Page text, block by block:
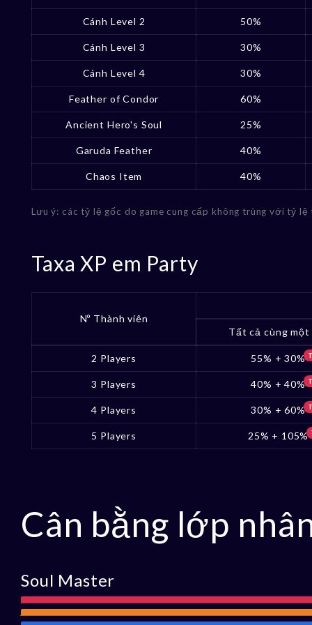
Cánh Level 2 50%
Cánh Level 3 30%
Cánh Level 4 30%
Feather of Condor 60%
Ancient Hero's Soul 25%
Garuda Feather 40%
Chaos Item 40%
Lưu ý: các tỷ lệ gốc do game cung cấp không trùng với tỷ
Taxa XP em Party
Nº Thành viên
Tất cả cùng
2 Players 55% + 30%
3 Players 40% + 40%
4 Players 30% + 60%
5 Players 25% + 105%
Cân bằng lớp
Soul Master
Tấn
công
Tầm